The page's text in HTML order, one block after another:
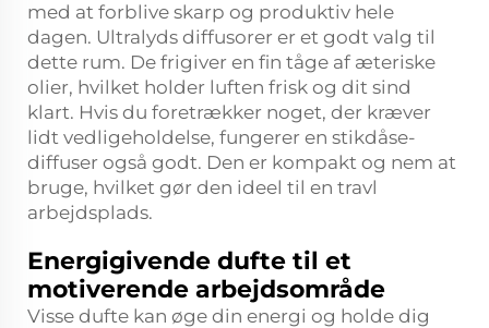
med at forblive skarp og produktiv hele
dagen. Ultralyds diffusorer er et godt valg til
dette rum. De frigiver en fin tåge af æteriske
olier, hvilket holder luften frisk og dit sind
klart. Hvis du foretrækker noget, der kræver
lidt vedligeholdelse, fungerer en stikdåse-
diffuser også godt. Den er kompakt og nem at
bruge, hvilket gør den ideel til en travl
arbejdsplads.
Energigivende dufte til et
motiverende arbejdsområde
Visse dufte kan øge din energi og holde dig